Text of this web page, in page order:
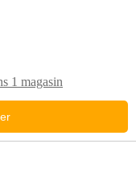
1 magasin